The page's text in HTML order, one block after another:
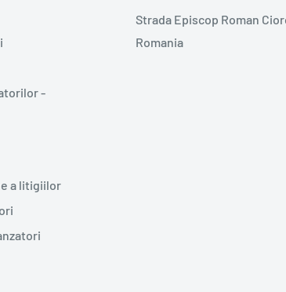
-
a litigiilor
Strada Episcop Roman
Romania